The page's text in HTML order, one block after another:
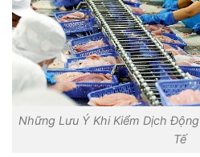
Những Lưu Ý Khi Kiểm Dịch
Tế